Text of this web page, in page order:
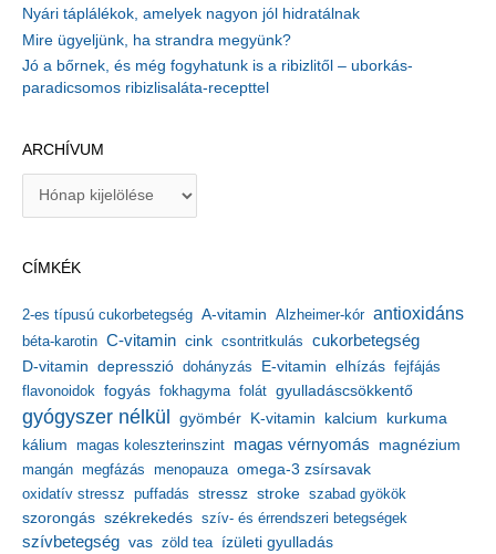
Nyári táplálékok, amelyek nagyon jól hidratálnak
Mire ügyeljünk, ha strandra megyünk?
Jó a bőrnek, és még fogyhatunk is a ribizlitől – uborkás-
paradicsomos ribizlisaláta-recepttel
ARCHÍVUM
í
u
m
CÍMKÉK
2-es típusú cukorbetegség A-vitamin Alzheimer-kór antioxidáns
béta-karotin C-vitamin cink csontritkulás cukorbetegség
D-vitamin depresszió dohányzás E-vitamin elhízás fejfájás
flavonoidok fogyás fokhagyma folát gyulladáscsökkentő
gyógyszer nélkül gyömbér K-vitamin kalcium kurkuma
kálium magas koleszterinszint magas vérnyomás magnézium
mangán megfázás menopauza omega-3 zsírsavak
oxidatív stressz puffadás stressz stroke szabad gyökök
szorongás székrekedés szív- és érrendszeri betegségek
szívbetegség vas zöld tea ízületi gyulladás